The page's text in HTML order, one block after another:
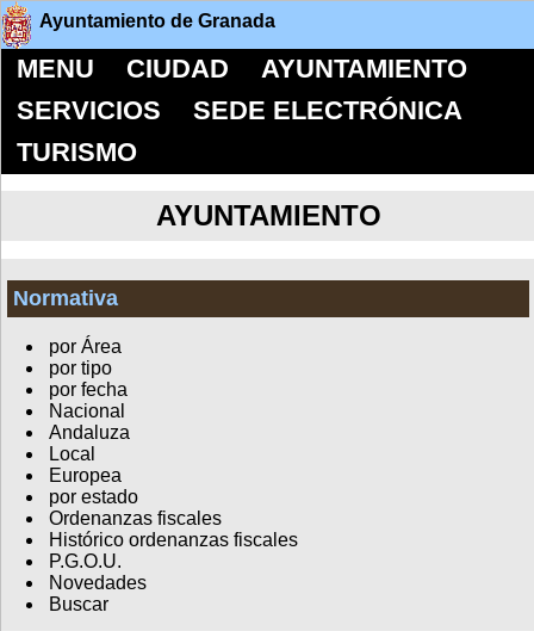
Ayuntamiento de Granada
MENU CIUDAD
AYUNTAMIENTO
SERVICIOS
SEDE ELECTRÓNICA
TURISMO
AYUNTAMIENTO
Normativa
por Área
por tipo
por fecha
Nacional
Andaluza
Local
Europea
por estado
Ordenanzas fiscales
Histórico ordenanzas fiscales
P.G.O.U.
Novedades
Buscar